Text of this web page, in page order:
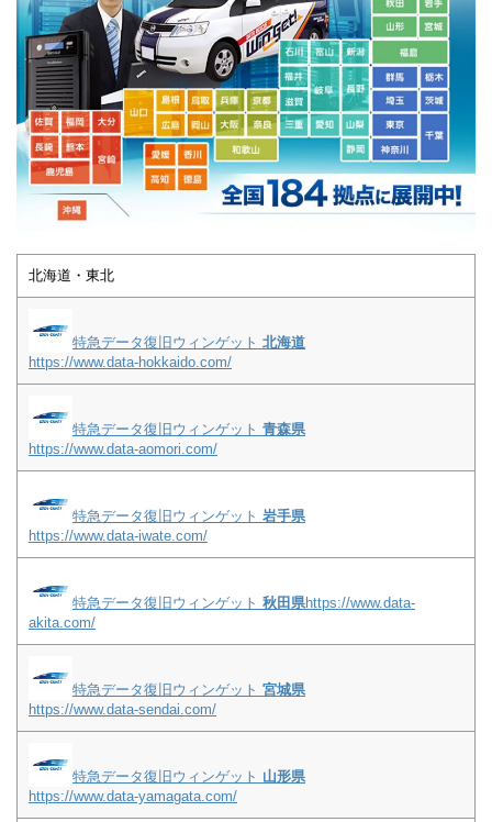
北海道・東北
特急データ復旧ウィンゲット 北海道
https://www.data-hokkaido.com/
特急データ復旧ウィンゲット 青森県
https://www.data-aomori.com/
特急データ復旧ウィンゲット 岩手県
https://www.data-iwate.com/
特急データ復旧ウィンゲット 秋田県https://www.data-
akita.com/
特急データ復旧ウィンゲット 宮城県
https://www.data-sendai.com/
特急データ復旧ウィンゲット 山形県
https://www.data-yamagata.com/